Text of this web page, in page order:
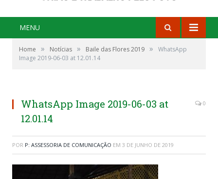
MENU
Home » Notícias » Baile das Flores 2019 »
WhatsApp
Image 2019-06-03 at 12.01.14
WhatsApp Image 2019-06-03 at
12.01.14
0
POR P: ASSESSORIA DE COMUNICAÇÃO EM 3 DE JUNHO DE 2019